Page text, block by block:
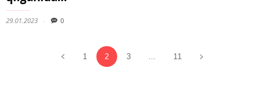
29.01.2023 0
1 2 3 ... 11